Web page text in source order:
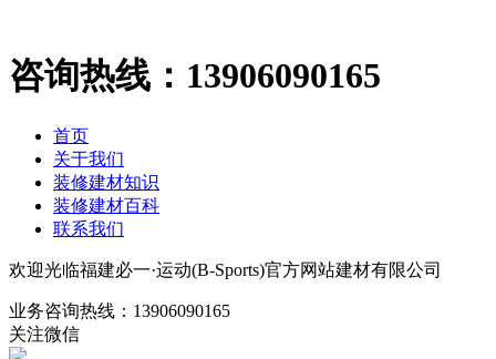
咨询热线： 13906090165
首页
关于我们
装修建材知识
装修建材百科
联系我们
欢迎光临福建必一·运动(B-Sports)官方网站建材有限公司
业务咨询热线： 13906090165
关注微信